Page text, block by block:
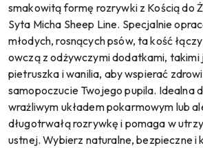
smakowitą formę rozrywki z Kością do
Syta Micha Sheep Line. Specjalnie
młodych, rosnących psów, ta kość
owczą z odżywczymi dodatkami, takimi
pietruszka i wanilia, aby wspierać
samopoczucie Twojego pupila. Idealna
wrażliwym układem pokarmowym lub
długotrwałą rozrywkę i pomaga w
ustnej. Wybierz naturalne, bezpieczne i